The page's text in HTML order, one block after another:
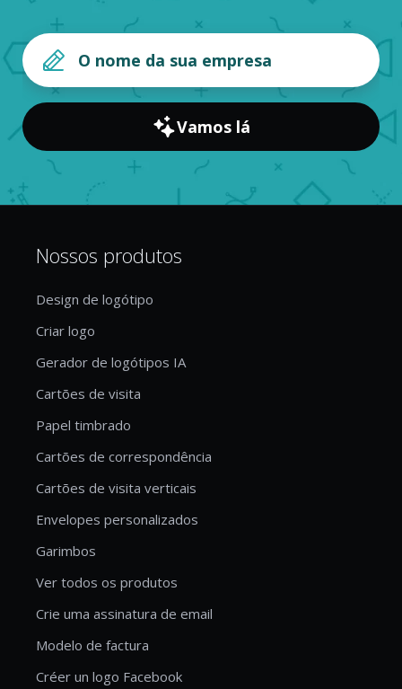
Vamos lá
Nossos produtos
Design de logótipo
Criar logo
Gerador de logótipos IA
Cartões de visita
Papel timbrado
Cartões de correspondência
Cartões de visita verticais
Envelopes personalizados
Garimbos
Ver todos os produtos
Crie uma assinatura de email
Modelo de factura
Créer un logo Facebook